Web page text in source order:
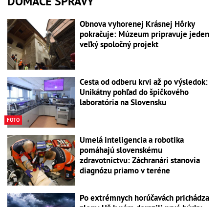
Obnova vyhorenej Krásnej Hôrky
pokračuje: Múzeum pripravuje jeden
veľký spoločný projekt
FOTO
Cesta od odberu krvi až po výsledok:
Unikátny pohľad do špičkového
laboratória na Slovensku
Umelá inteligencia a robotika
pomáhajú slovenskému
zdravotníctvu: Záchranári stanovia
diagnózu priamo v teréne
Po extrémnych horúčavách prichádza